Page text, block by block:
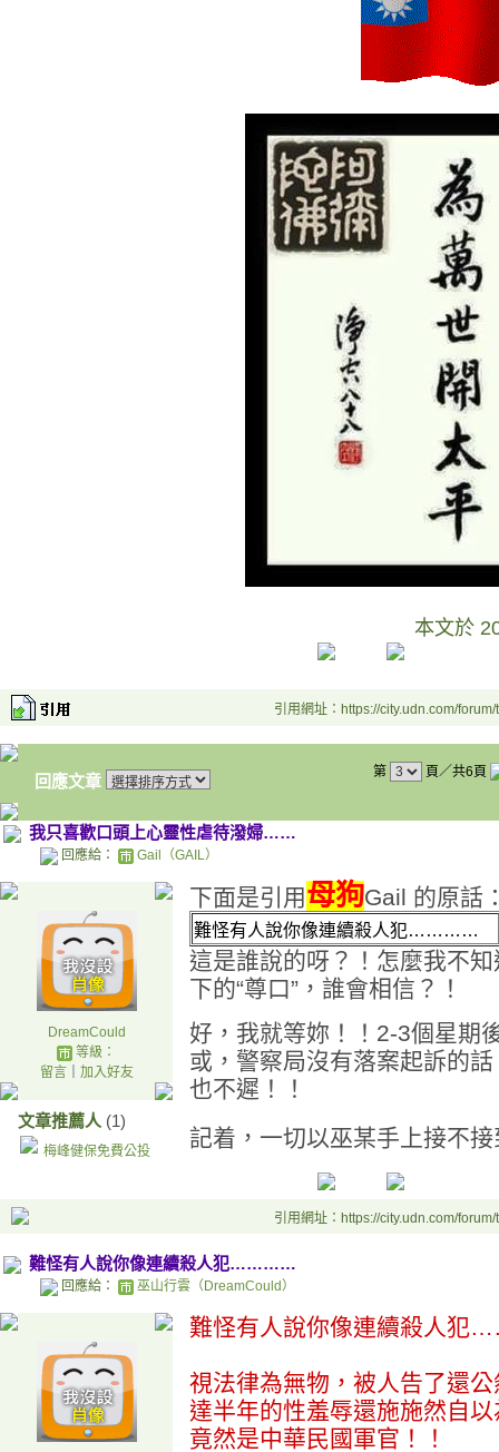
本文於
引用網址：https://city.udn.com/
回應文章 第 頁／共6頁
我只喜歡口頭上心靈性虐待潑婦……
回應給： Gail（GAIL）
DreamCould
等級：
留言｜ 加入好友
文章推薦人 (1)
梅峰健保免費公投
下面是引用 母狗Gail 的原話
難怪有人說你像連續殺人犯…………
這是誰說的呀？！怎麼我不
下的“尊口”，誰會相信？！
好，我就等妳！！2-3個星期
或，警察局沒有落案起訴的
也不遲！！
記着，一切以巫某手上接不
引用網址：https://city.udn.com/
難怪有人說你像連續殺人犯…………
回應給： 巫山行雲（DreamCould）
難怪有人說你像連續殺人
視法律為無物，被人告了還
達半年的性羞辱還施施然自
竟然是中華民國軍官！！